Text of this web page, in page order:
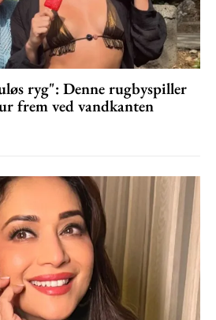
ryg": Denne rugbyspiller
frem ved vandkanten